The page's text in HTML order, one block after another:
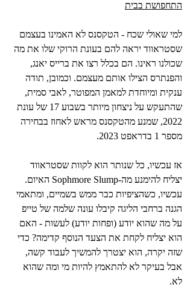
התחפושת בבית
למי שאולי שכח - הטקסנס לא האמינו בעצמם
שסטראווד יראה להם בעונת הרוקי שלו את מה
שכולנו ראינו. הם בכלל רצו את ברייס יאנג,
והפנתרס הצילו אותם מעצמם. וכמובן, תודה
ענקית ומיוחדת למאמן המפוטר, לאבי סמית,
שהתעקש על ניצחון מיותר בשבוע 17 של עונת
2022, שמנע מהטקסנס מראש לאחוז בבחירה
מספר 1 בדראפט 2023.
אז עכשיו, כל שנותר הוא לקוות שסטראווד
יצליח להימנע מה-Sophmore Slump האיום.
עכשיו, כשהציפיות כבר ממש בשמיים, ומתאמי
הגנה ברחבי הליגה קיבלו עונה שלמה של טייפ
על מה שהוא יודע (ופחות יודע) לעשות - האם
הוא יצליח לקחת את הצעד הנוסף קדימה? כדי
שזה יקרה, הוא יצטרך להמשיך לעבוד קשה,
אבל בעיקר לא להתאמץ להיות מי ומה שהוא
לא.